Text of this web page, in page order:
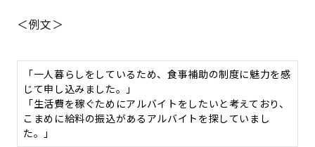
＜例文＞
「一人暮らしをしているため、食事補助の制度に魅力を感
じて申し込みました。」
「生活費を稼ぐためにアルバイトをしたいと考えており、
こまめに給料の振込があるアルバイトを探していまし
た。」